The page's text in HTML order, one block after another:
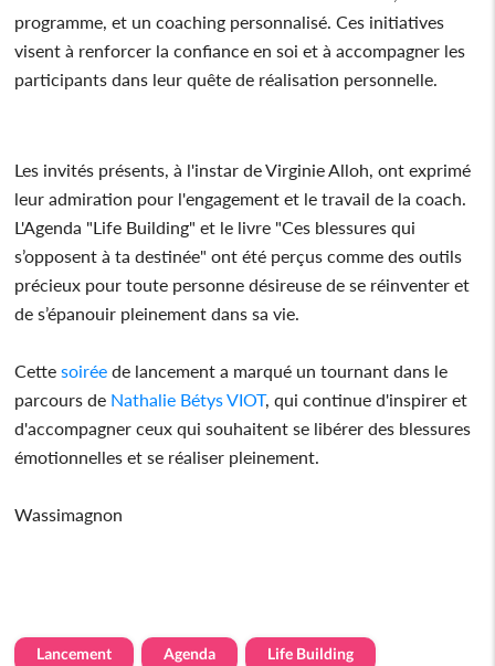
programme, et un coaching personnalisé. Ces initiatives
visent à renforcer la confiance en soi et à accompagner les
participants dans leur quête de réalisation personnelle.
Les invités présents, à l'instar de Virginie Alloh, ont exprimé
leur admiration pour l'engagement et le travail de la coach.
L'Agenda "Life Building" et le livre "Ces blessures qui
s’opposent à ta destinée" ont été perçus comme des outils
précieux pour toute personne désireuse de se réinventer et
de s’épanouir pleinement dans sa vie.
Cette soirée de lancement a marqué un tournant dans le
parcours de Nathalie Bétys VIOT, qui continue d'inspirer et
d'accompagner ceux qui souhaitent se libérer des blessures
émotionnelles et se réaliser pleinement.
Wassimagnon
Lancement Agenda Life Building